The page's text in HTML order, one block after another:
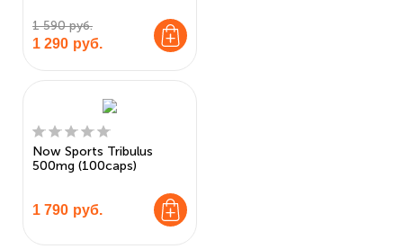
1 590 руб.
1 290 руб.
Now Sports Tribulus
500mg (100caps)
1 790 руб.